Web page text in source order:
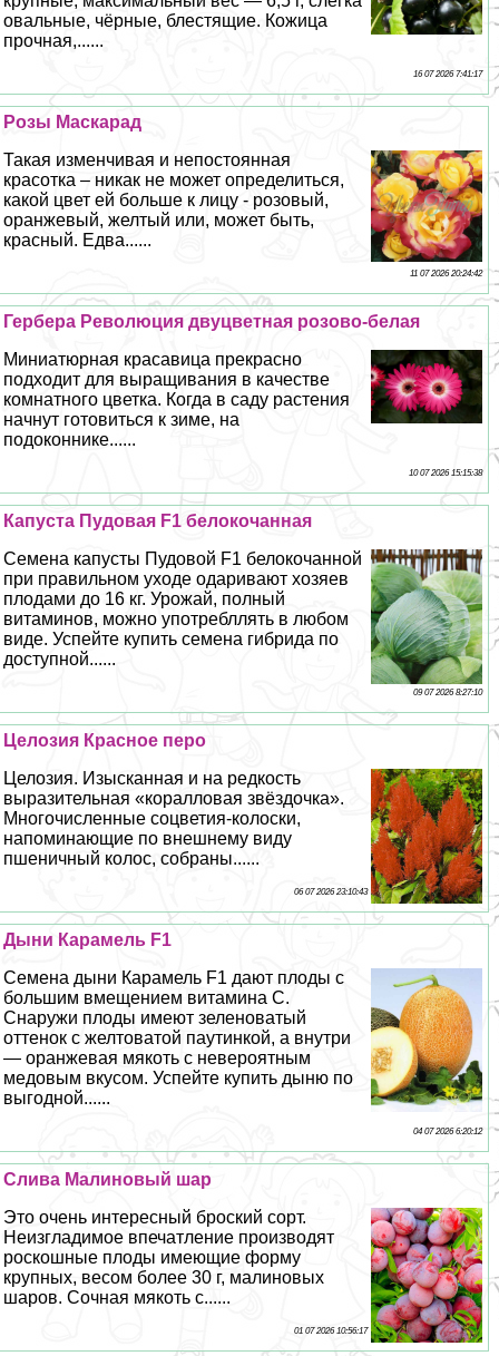
овальные, чёрные, блестящие. Кожица
прочная,......
16 07 2026 7:41:17
Розы Маскарад
Такая изменчивая и непостоянная
красотка – никак не может определиться,
какой цвет ей больше к лицу - розовый,
оранжевый, желтый или, может быть,
красный. Едва......
11 07 2026 20:24:42
Гербера Революция двуцветная розово-белая
Миниатюрная красавица прекрасно
подходит для выращивания в качестве
комнатного цветка. Когда в саду растения
начнут готовиться к зиме, на
подоконнике......
10 07 2026 15:15:38
Капуста Пудовая F1 белокочанная
Семена капусты Пудовой F1 белокочанной
при правильном уходе одаривают хозяев
плодами до 16 кг. Урожай, полный
витаминов, можно употрeбллять в любом
виде. Успейте купить семена гибрида по
доступной......
09 07 2026 8:27:10
Целозия Красное перо
Целозия. Изысканная и на редкость
выразительная «коралловая звёздочка».
Многочисленные соцветия-колоски,
напоминающие по внешнему виду
пшеничный колос, собраны......
06 07 2026 23:10:43
Дыни Карамель F1
Семена дыни Карамель F1 дают плоды с
большим вмещением витамина С.
Снаружи плоды имеют зеленоватый
оттенок с желтоватой паутинкой, а внутри
— оранжевая мякоть с невероятным
медовым вкусом. Успейте купить дыню по
выгодной......
04 07 2026 6:20:12
Слива Малиновый шар
Это очень интересный броский сорт.
Неизгладимое впечатление производят
роскошные плоды имеющие форму
крупных, весом более 30 г, малиновых
шаров. Сочная мякоть с......
01 07 2026 10:56:17